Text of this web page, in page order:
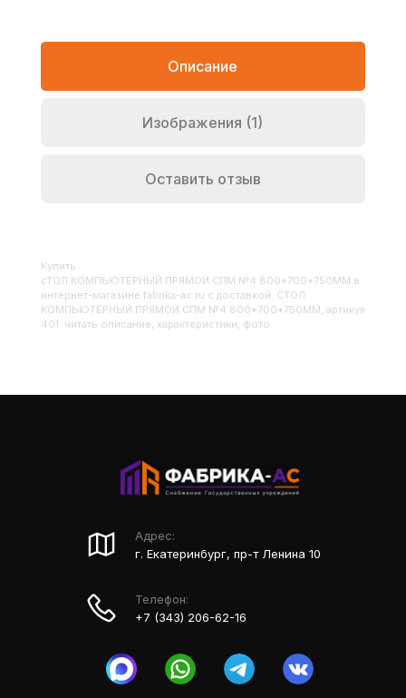
Описание
Изображения (1)
Оставить отзыв
Купить
СТОЛ КОМПЬЮТЕРНЫЙ ПРЯМОЙ СПМ №4 800*700*750ММ в
интернет-магазине fabrika-ac.ru с доставкой. СТОЛ
КОМПЬЮТЕРНЫЙ ПРЯМОЙ СПМ №4 800*700*750ММ, артикул
401: читать описание, характеристики, фото
Адрес:
г. Екатеринбург, пр-т Ленина 10
Телефон:
+7 (343) 206-62-16